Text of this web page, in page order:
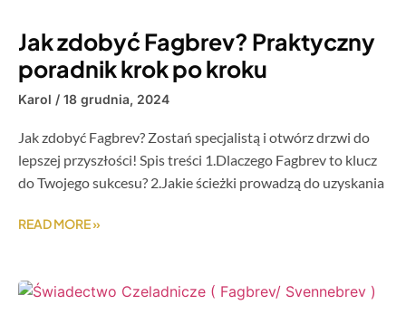
Jak zdobyć Fagbrev? Praktyczny
poradnik krok po kroku
Karol 18 grudnia, 2024
Jak zdobyć Fagbrev? Zostań specjalistą i otwórz drzwi do
lepszej przyszłości! Spis treści 1.Dlaczego Fagbrev to klucz
do Twojego sukcesu? 2.Jakie ścieżki prowadzą do uzyskania
READ MORE »